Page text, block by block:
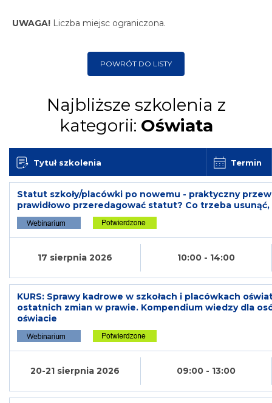
UWAGA! Liczba miejsc ograniczona.
POWRÓT DO LISTY
Najbliższe szkolenia z
kategorii: Oświata
Tytuł szkolenia Termin
Statut szkoły/placówki po nowemu - praktyczny
prawidłowo przeredagować statut? Co trzeba usunąć,
17 sierpnia 2026 10:00 - 14:00
KURS: Sprawy kadrowe w szkołach i placówkach
ostatnich zmian w prawie. Kompendium wiedzy dla
oświacie
20-21 sierpnia 2026 09:00 - 13:00